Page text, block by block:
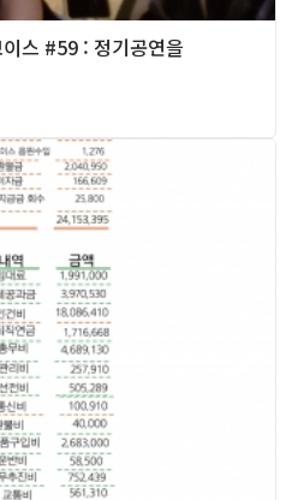
스 #59 : 정기공연을